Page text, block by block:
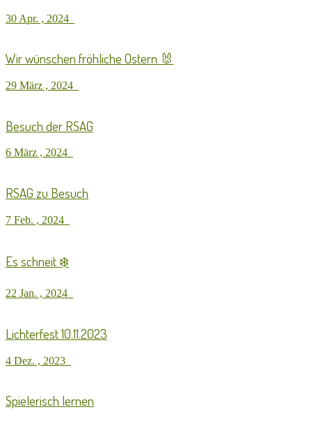
30 Apr. , 2024
Wir wünschen fröhliche Ostern 🐰
29 März , 2024
Besuch der RSAG
6 März , 2024
RSAG zu Besuch
7 Feb. , 2024
Es schneit ❄️
22 Jan. , 2024
Lichterfest 10.11.2023
4 Dez. , 2023
Spielerisch lernen